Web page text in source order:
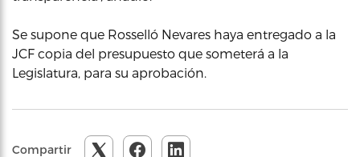
Se supone que Rosselló Nevares haya entregado a la
JCF copia del presupuesto que someterá a la
Legislatura, para su aprobación.
Compartir